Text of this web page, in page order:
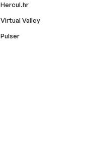
Hercul.hr
Virtual Valley
Pulser